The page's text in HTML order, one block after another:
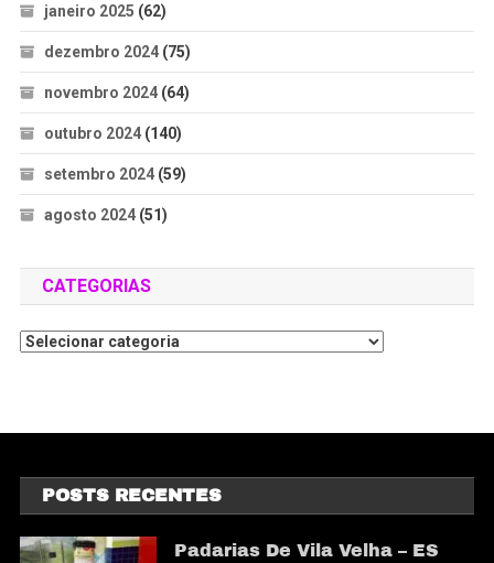
janeiro 2025 (62)
dezembro 2024(75)
novembro 2024(64)
outubro 2024(140)
setembro 2024(59)
agosto 2024(51)
CATEGORIAS
POSTS RECENTES
Padarias De Vila Velha – ES